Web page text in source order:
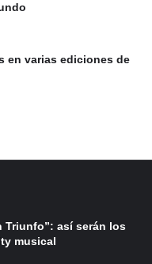
en varias ediciones de
Triunfo”: así serán los
musical